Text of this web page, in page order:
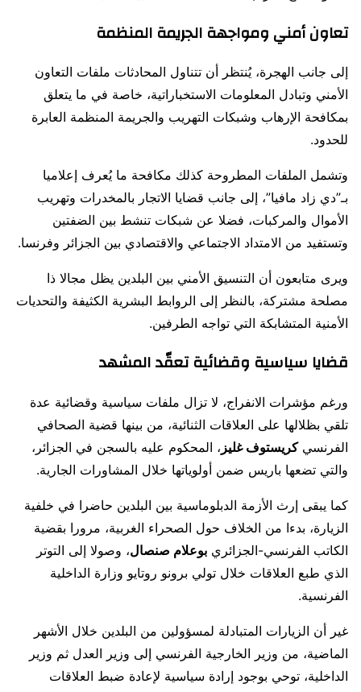
تعاون أمني ومواجهة الجريمة المنظمة
إلى جانب الهجرة، يُنتظر أن تتناول المحادثات ملفات التعاون
الأمني وتبادل المعلومات الاستخباراتية، خاصة في ما يتعلق
بمكافحة الإرهاب وشبكات التهريب والجريمة المنظمة العابرة
للحدود.
وتشمل الملفات المطروحة كذلك مكافحة ما يُعرف إعلاميا
بـ”دي زاد مافيا”، إلى جانب قضايا الاتجار بالمخدرات وتهريب
الأموال والمركبات، فضلا عن شبكات تنشط بين الضفتين
وتستفيد من الامتداد الاجتماعي والاقتصادي بين الجزائر وفرنسا.
ويرى متابعون أن التنسيق الأمني بين البلدين يظل مجالا ذا
مصلحة مشتركة، بالنظر إلى الروابط البشرية الكثيفة والتحديات
الأمنية المتشابكة التي تواجه الطرفين.
قضايا سياسية وقضائية تعقّد المشهد
ورغم مؤشرات الانفراج، لا تزال ملفات سياسية وقضائية عدة
تلقي بظلالها على العلاقات الثنائية، من بينها قضية الصحافي
الفرنسيكريستوف غليز ، المحكوم عليه بالسجن في الجزائر،
والتي تضعها باريس ضمن أولوياتها خلال المشاورات الجارية.
كما يبقى إرث الأزمة الدبلوماسية بين البلدين حاضرا في خلفية
الزيارة، بدءا من الخلاف حول الصحراء الغربية، مرورا بقضية
الكاتب الفرنسي-الجزائري بوعلام صنصال، وصولا إلى التوتر
الذي طبع العلاقات خلال تولي برونو روتايو وزارة الداخلية
الفرنسية.
غير أن الزيارات المتبادلة لمسؤولين من البلدين خلال الأشهر
الماضية، من وزير الخارجية الفرنسي إلى وزير العدل ثم وزير
الداخلية، توحي بوجود إرادة سياسية لإعادة ضبط العلاقات